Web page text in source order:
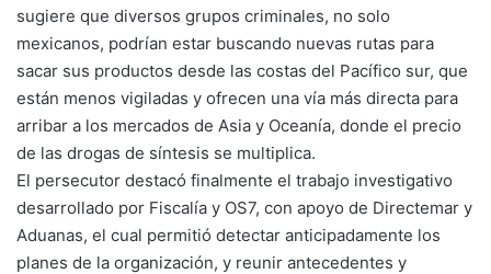
sugiere que diversos grupos criminales, no solo
mexicanos, podrían estar buscando nuevas rutas para
sacar sus productos desde las costas del Pacífico sur, que
están menos vigiladas y ofrecen una vía más directa para
arribar a los mercados de Asia y Oceanía, donde el precio
de las drogas de síntesis se multiplica.
El persecutor destacó finalmente el trabajo investigativo
desarrollado por Fiscalía y OS7, con apoyo de Directemar y
Aduanas, el cual permitió detectar anticipadamente los
planes de la organización, y reunir antecedentes y